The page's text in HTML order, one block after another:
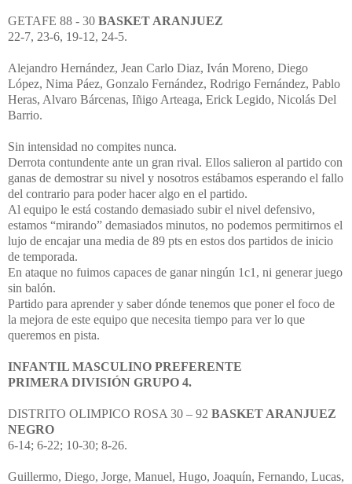
GETAFE 88 - 30 BASKET ARANJUEZ
22-7, 23-6, 19-12, 24-5.
Alejandro Hernández, Jean Carlo Diaz, Iván Moreno, Diego
López, Nima Páez, Gonzalo Fernández, Rodrigo Fernández, Pablo
Heras, Alvaro Bárcenas, Iñigo Arteaga, Erick Legido, Nicolás Del
Barrio.
Sin intensidad no compites nunca.
Derrota contundente ante un gran rival. Ellos salieron al partido con
ganas de demostrar su nivel y nosotros estábamos esperando el fallo
del contrario para poder hacer algo en el partido.
Al equipo le está costando demasiado subir el nivel defensivo,
estamos “mirando” demasiados minutos, no podemos permitirnos el
lujo de encajar una media de 89 pts en estos dos partidos de inicio
de temporada.
En ataque no fuimos capaces de ganar ningún 1c1, ni generar juego
sin balón.
Partido para aprender y saber dónde tenemos que poner el foco de
la mejora de este equipo que necesita tiempo para ver lo que
queremos en pista.
INFANTIL MASCULINO PREFERENTE
PRIMERA DIVISIÓN GRUPO 4.
DISTRITO OLIMPICO ROSA 30 – 92 BASKET ARANJUEZ
NEGRO
6-14; 6-22; 10-30; 8-26.
Guillermo, Diego, Jorge, Manuel, Hugo, Joaquín, Fernando, Lucas,